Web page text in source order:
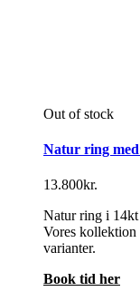
Out of stock
Natur ring
13.800kr.
Natur ring i
Vores kollektion
varianter.
Book tid her